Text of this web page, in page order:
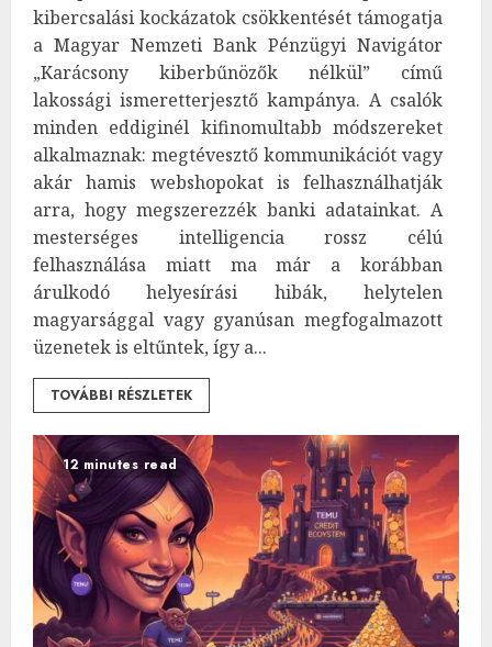
kibercsalási kockázatok csökkentését támogatja
a Magyar Nemzeti Bank Pénzügyi Navigátor
„Karácsony kiberbűnözők nélkül” című
lakossági ismeretterjesztő kampánya. A csalók
minden eddiginél kifinomultabb módszereket
alkalmaznak: megtévesztő kommunikációt vagy
akár hamis webshopokat is felhasználhatják
arra, hogy megszerezzék banki adatainkat. A
mesterséges intelligencia rossz célú
felhasználása miatt ma már a korábban
árulkodó helyesírási hibák, helytelen
magyarsággal vagy gyanúsan megfogalmazott
üzenetek is eltűntek, így a...
TOVÁBBI RÉSZLETEK
12 minutes read